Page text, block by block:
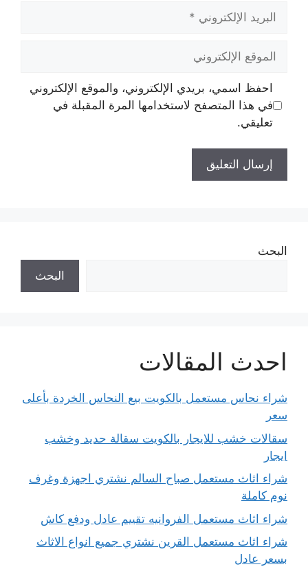
الإلكتروني
الإلكتروني
احفظ اسمي، بريدي الإلكتروني، والموقع الإلكتروني
في هذا المتصفح لاستخدامها المرة المقبلة في
تعليقي.
البحث
البحث
احدث المقالات
شراء نحاس مستعمل بالكويت بيع النحاس الخردة بأعلى
سعر
سقالات خشب للايجار بالكويت سقالة حديد وخشب
ايجار
شراء اثاث مستعمل صباح السالم نشتري اجهزة وغرف
نوم كاملة
شراء اثاث مستعمل الفروانيه تقييم عادل ودفع كاش
شراء اثاث مستعمل القرين نشتري جميع انواع الاثاث
بسعر عادل